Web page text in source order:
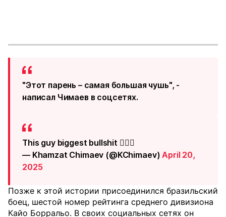
"Этот парень – самая большая чушь", -
написал Чимаев в соцсетях.
This guy biggest bullshit 🤦🏻‍♂️
— Khamzat Chimaev (@KChimaev)April 20,
2025
Позже к этой истории присоединился бразильский
боец, шестой номер рейтинга среднего дивизиона
Кайо Борральо. В своих социальных сетях он